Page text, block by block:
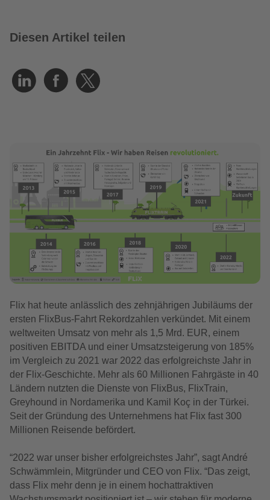
Diesen Artikel teilen
Flix hat heute anlässlich des zehnjährigen Jubiläums der
ersten FlixBus-Fahrt Rekordzahlen verkündet. Mit einem
weltweiten Umsatz von mehr als 1,5 Mrd. EUR, einem
positiven EBITDA und einer Umsatzsteigerung von 185%
im Vergleich zu 2021 war 2022 das erfolgreichste Jahr in
der Flix-Geschichte. Mehr als 60 Millionen Fahrgäste in 40
Ländern nutzten die Dienste von FlixBus, FlixTrain,
Greyhound in Nordamerika und Kamil Koç in der Türkei.
Seit der Gründung des Unternehmens hat Flix fast 300
Millionen Reisende befördert.
“2022 war unser bisher erfolgreichstes Jahr”, sagt André
Schwämmlein, Mitgründer und CEO von Flix. “Das zeigt,
dass Flix mehr denn je in einem hochattraktiven